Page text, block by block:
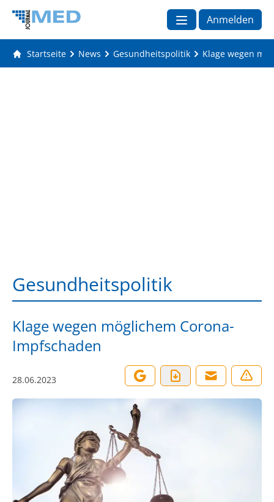
Anmelden
Startseite News Gesundheitspolitik Klage wegen
Gesundheitspolitik
Klage wegen möglichem Corona-
Impfschaden
28.06.2023